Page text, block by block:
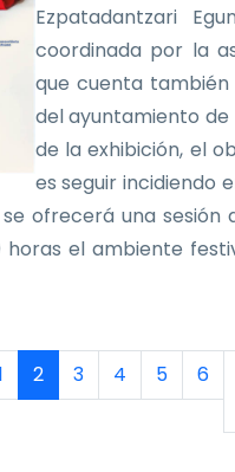
Ezpatadantzari
coordinada por la
que cuenta
del ayuntamiento de
de la exhibición, el
es seguir incidiendo
se ofrecerá una sesión
horas el ambiente
Página actual
2 Página
3 Página
4 Página
5 6